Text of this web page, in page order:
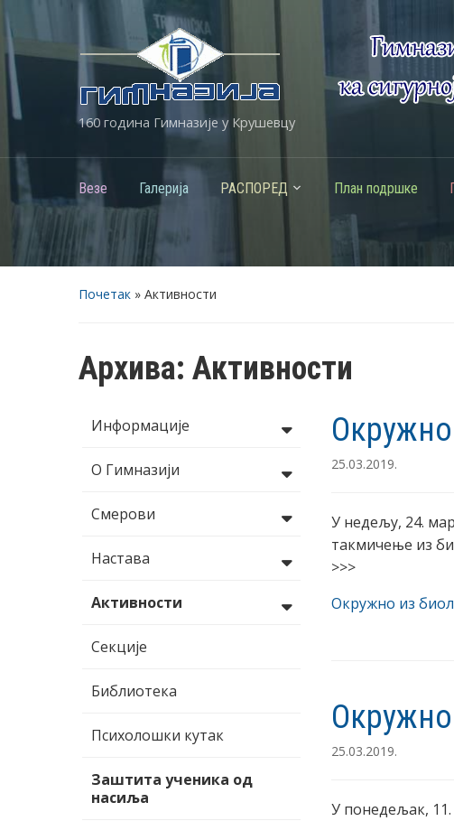
160 година Гимназије у Крушевцу
Везе Галерија РАСПОРЕД План подршке
Почетак » Активности
Архива: Активности
Информације
О Гимназији
Смерови
Настава
Активности
Секције
Библиотека
Психолошки кутак
Заштита ученика од
насиља
25.03.2019.
У недељу, 24.
такмичење из
>>>
Окружно из
25.03.2019.
У понедељак,